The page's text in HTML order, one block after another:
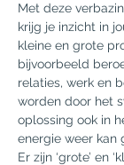
Met deze
krijg je inzicht in
kleine en grote
bijvoorbeeld
relaties, werk en
worden door het
oplossing ook in
energie weer kan
Er zijn ‘grote’ en